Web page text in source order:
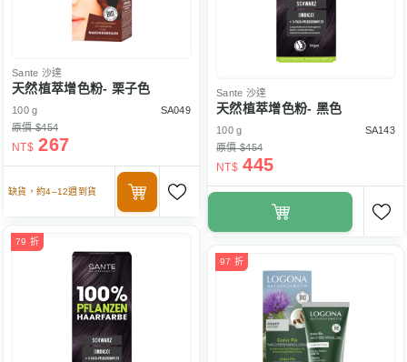
Sante 沙達
天然植萃增色粉- 栗子色
100 g
SA049
原價 $454
NT$ 267
缺貨，約4–12週到貨
Sante 沙達
天然植萃增色粉- 黑色
100 g
SA143
原價 $454
NT$ 445
79 折
97 折